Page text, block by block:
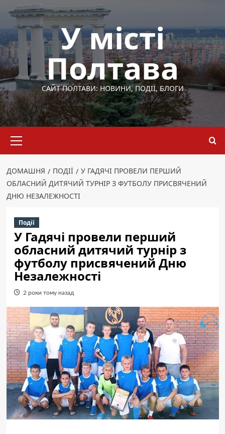
Перейти
вмісту
У місті
Полтава
САЙТ ПОЛТАВИ: НОВИНИ, ПОДІЇ, БЛОГИ
меню
ДОМАШНЯ ПОДІЇ
У ГАДЯЧІ ПРОВЕЛИ ПЕРШИЙ
ОБЛАСНИЙ ДИТЯЧИЙ ТУРНІР З ФУТБОЛУ ПРИСВЯЧЕНИЙ
ДНЮ НЕЗАЛЕЖНОСТІ
Події
У Гадячі провели перший
обласний дитячий турнір з
футболу присвячений Дню
Незалежності
2 роки тому назад